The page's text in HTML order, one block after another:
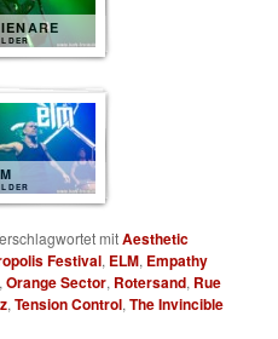
mitAesthetic
Festival, ELM, Empathy
,Orange Sector, Rotersand, Rue
,Tension Control,The Invincible